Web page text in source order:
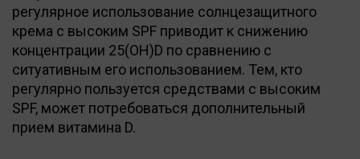
регулярное использование солнцезащитного
крема с высоким SPF приводит к снижению
концентрации 25(OH)D по сравнению с
ситуативным его использованием. Тем, кто
регулярно пользуется средствами с высоким
SPF, может потребоваться дополнительный
прием витамина D.